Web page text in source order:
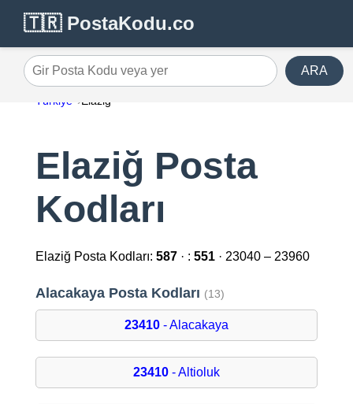
🇹🇷 PostaKodu.co
Gir Posta Kodu veya yer ARA
Türkiye Elaziğ
Elaziğ Posta
Kodları
Elaziğ Posta Kodları: 587· : 551· 23040 – 23960
Alacakaya Posta Kodları (13)
23410- Alacakaya
23410- Altioluk